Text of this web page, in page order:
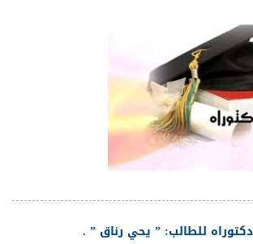
للطالب: ” يحي رناق ” .